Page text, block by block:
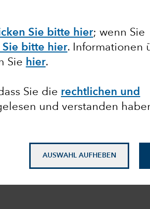
Sie bitte hier; wenn Sie
Sie bitte hier. Informationen
Sie hier.
Sie die rechtlichen und
und verstanden
AUSWAHL AUFHEBEN